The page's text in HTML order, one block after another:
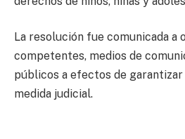
La resolución fue comunicada a
competentes, medios de
públicos a efectos de
medida judicial.